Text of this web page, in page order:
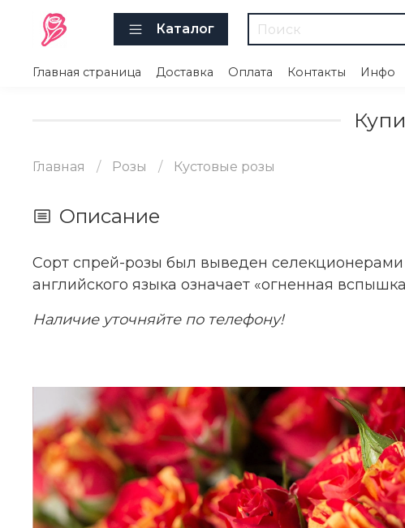
Каталог
Главная страница Доставка Оплата Контакты Инфо
Главная Розы Кустовые розы
Описание
Сорт спрей-розы был выведен
английского языка означает «огненная
Наличие уточняйте по телефону!